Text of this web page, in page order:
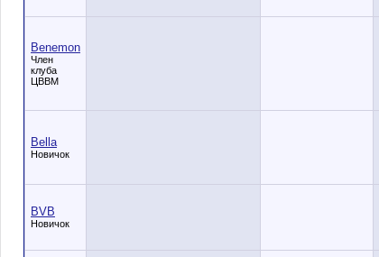
Benemon
Член
клуба
ЦВВМ
Bella
Новичок
BVB
Новичок